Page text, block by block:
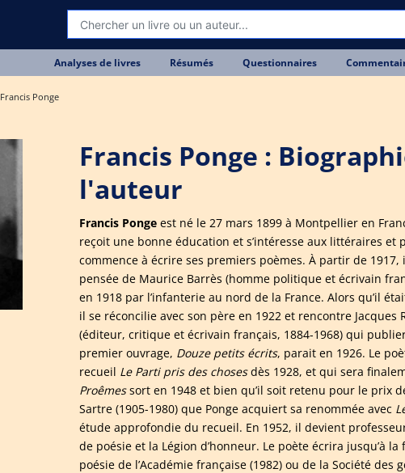
Analyses de livres Résumés Questionnaires
Francis Ponge
Francis Ponge :
l'auteur
Francis Ponge est né le 27 mars 1899 à Montpellier en
reçoit une bonne éducation et s’intéresse aux littéraires
commence à écrire ses premiers poèmes. À partir de
pensée de Maurice Barrès (homme politique et écrivain
en 1918 par l’infanterie au nord de la France. Alors qu’il
il se réconcilie avec son père en 1922 et rencontre
(éditeur, critique et écrivain français, 1884-1968) qui
premier ouvrage, Douze petits écrits, parait en 1926. Le
recueil Le Parti pris des chosesdès 1928, et qui sera
Proêmessort en 1948 et bien qu’il soit retenu pour le prix
Sartre (1905-1980) que Ponge acquiert sa renommée avec
étude approfondie du recueil. En 1952, il devient
de poésie et la Légion d’honneur. Le poète écrira jusqu’à
poésie de l’Académie française (1982) ou de la Société